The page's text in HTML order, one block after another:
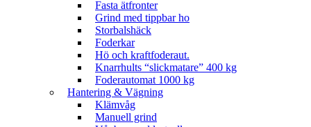
Fasta ätfronter
Grind med tippbar ho
Storbalshäck
Foderkar
Hö och kraftfoderaut.
Knarrhults “slickmatare” 400 kg
Foderautomat 1000 kg
Hantering & Vägning
Klämvåg
Manuell grind